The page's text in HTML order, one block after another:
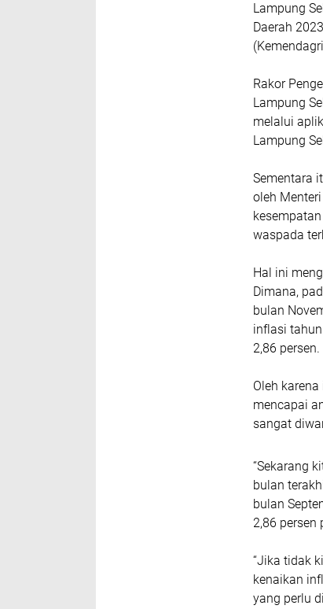
Lampung
Daerah
Rakor
Lampung
melalui
Lampung
Sementara
oleh
waspada
Hal ini
Dimana,
bulan
inflasi
2,86 persen.
Oleh
mencapai
sangat
“Sekarang
bulan
bulan
2,86 persen
“Jika tidak
kenaikan
yang perlu